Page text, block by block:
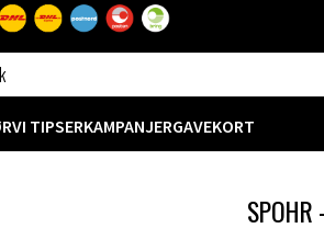
VI TIPSERKAMPANJERGAVEKORT
SPOHR